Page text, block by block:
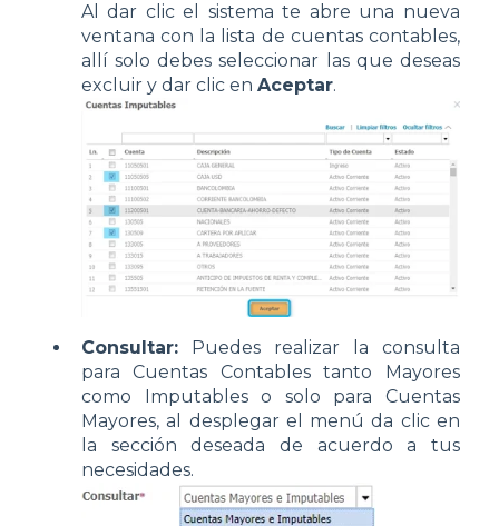
Al dar clic el sistema te abre una nueva
ventana con la lista de cuentas contables,
allí solo debes seleccionar las que deseas
excluir y dar clic en Aceptar.
Consultar: Puedes realizar la consulta
para Cuentas Contables tanto Mayores
como Imputables o solo para Cuentas
Mayores, al desplegar el menú da clic en
la sección deseada de acuerdo a tus
necesidades.